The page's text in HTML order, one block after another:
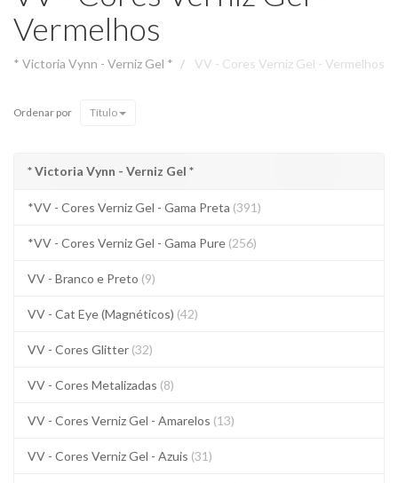
Vermelhos
* Victoria Vynn - Verniz Gel * VV - Cores Verniz Gel - Vermelhos
Ordenar por Título
* Victoria Vynn - Verniz Gel *
*VV - Cores Verniz Gel - Gama Preta (391)
*VV - Cores Verniz Gel - Gama Pure (256)
VV - Branco e Preto (9)
VV - Cat Eye (Magnéticos) (42)
VV - Cores Glitter (32)
VV - Cores Metalizadas (8)
VV - Cores Verniz Gel - Amarelos (13)
VV - Cores Verniz Gel - Azuis (31)